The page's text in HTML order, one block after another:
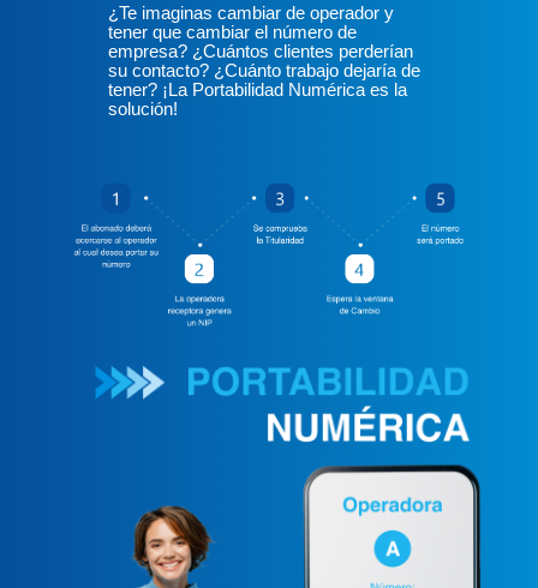
¿Te imaginas cambiar de operador y
tener que cambiar el número de
empresa? ¿Cuántos clientes perderían
su contacto? ¿Cuánto trabajo dejaría de
tener? ¡La Portabilidad Numérica es la
solución!